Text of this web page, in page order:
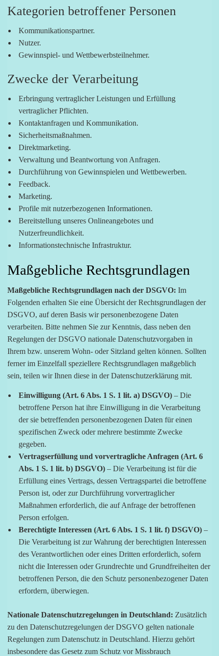
Kategorien betroffener Personen
Kommunikationspartner.
Nutzer.
Gewinnspiel- und Wettbewerbsteilnehmer.
Zwecke der Verarbeitung
Erbringung vertraglicher Leistungen und Erfüllung
vertraglicher Pflichten.
Kontaktanfragen und Kommunikation.
Sicherheitsmaßnahmen.
Direktmarketing.
Verwaltung und Beantwortung von Anfragen.
Durchführung von Gewinnspielen und Wettbewerben.
Feedback.
Marketing.
Profile mit nutzerbezogenen Informationen.
Bereitstellung unseres Onlineangebotes und
Nutzerfreundlichkeit.
Informationstechnische Infrastruktur.
Maßgebliche Rechtsgrundlagen
Maßgebliche Rechtsgrundlagen nach der DSGVO: Im
Folgenden erhalten Sie eine Übersicht der Rechtsgrundlagen der
DSGVO, auf deren Basis wir personenbezogene Daten
verarbeiten. Bitte nehmen Sie zur Kenntnis, dass neben den
Regelungen der DSGVO nationale Datenschutzvorgaben in
Ihrem bzw. unserem Wohn- oder Sitzland gelten können. Sollten
ferner im Einzelfall speziellere Rechtsgrundlagen maßgeblich
sein, teilen wir Ihnen diese in der Datenschutzerklärung mit.
Einwilligung (Art. 6 Abs. 1 S. 1 lit. a) DSGVO) – Die
betroffene Person hat ihre Einwilligung in die Verarbeitung
der sie betreffenden personenbezogenen Daten für einen
spezifischen Zweck oder mehrere bestimmte Zwecke
gegeben.
Vertragserfüllung und vorvertragliche Anfragen (Art. 6
Abs. 1 S. 1 lit. b) DSGVO) – Die Verarbeitung ist für die
Erfüllung eines Vertrags, dessen Vertragspartei die betroffene
Person ist, oder zur Durchführung vorvertraglicher
Maßnahmen erforderlich, die auf Anfrage der betroffenen
Person erfolgen.
Berechtigte Interessen (Art. 6 Abs. 1 S. 1 lit. f) DSGVO) –
Die Verarbeitung ist zur Wahrung der berechtigten Interessen
des Verantwortlichen oder eines Dritten erforderlich, sofern
nicht die Interessen oder Grundrechte und Grundfreiheiten der
betroffenen Person, die den Schutz personenbezogener Daten
erfordern, überwiegen.
Nationale Datenschutzregelungen in Deutschland: Zusätzlich
zu den Datenschutzregelungen der DSGVO gelten nationale
Regelungen zum Datenschutz in Deutschland. Hierzu gehört
insbesondere das Gesetz zum Schutz vor Missbrauch